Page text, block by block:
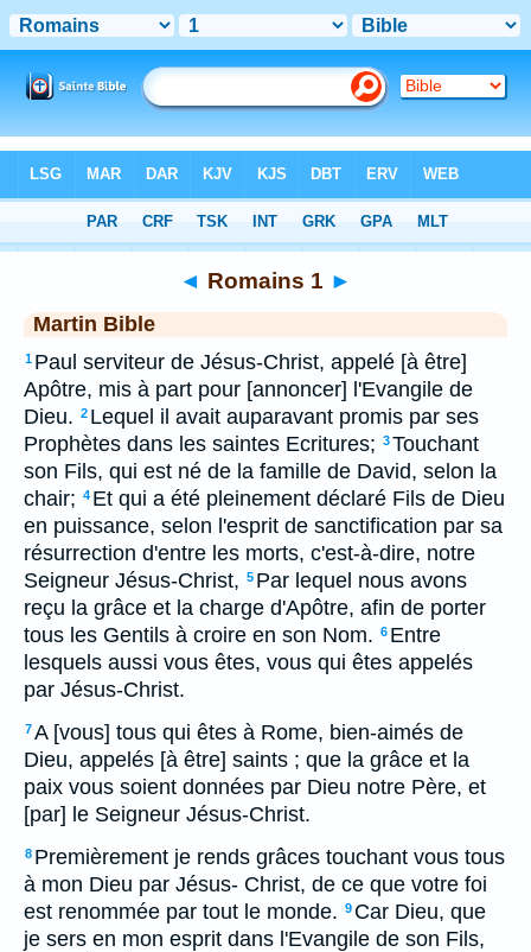
> Romains 1
◄ Romains 1 ►
Martin Bible
1 Paul serviteur de Jésus-Christ, appelé [à être]
Apôtre, mis à part pour [annoncer] l'Evangile de
Dieu. 2 Lequel il avait auparavant promis par ses
Prophètes dans les saintes Ecritures; 3Touchant
son Fils, qui est né de la famille de David, selon la
chair; 4 Et qui a été pleinement déclaré Fils de Dieu
en puissance, selon l'esprit de sanctification par sa
résurrection d'entre les morts, c'est-à-dire, notre
Seigneur Jésus-Christ, 5 Par lequel nous avons
reçu la grâce et la charge d'Apôtre, afin de porter
tous les Gentils à croire en son Nom. 6 Entre
lesquels aussi vous êtes, vous qui êtes appelés
par Jésus-Christ.
7A [vous] tous qui êtes à Rome, bien-aimés de
Dieu, appelés [à être] saints ; que la grâce et la
paix vous soient données par Dieu notre Père, et
[par] le Seigneur Jésus-Christ.
8 Premièrement je rends grâces touchant vous tous
à mon Dieu par Jésus- Christ, de ce que votre foi
est renommée par tout le monde. 9 Car Dieu, que
je sers en mon esprit dans l'Evangile de son Fils,